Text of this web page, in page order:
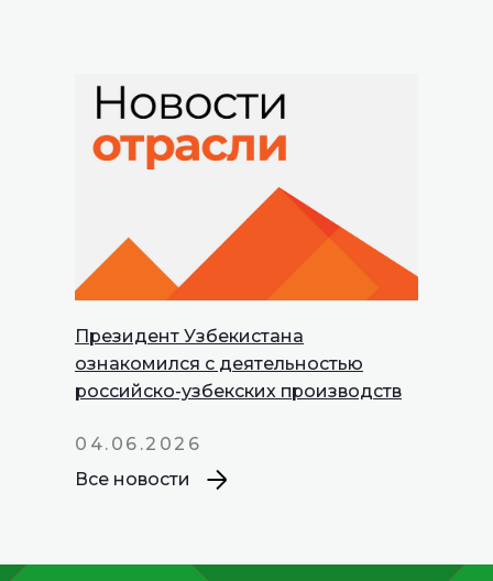
Президент Узбекистана
ознакомился с деятельностью
российско-узбекских производств
04.06.2026
Все новости
INNOPROM
Talks